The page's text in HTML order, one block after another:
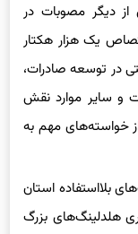
از دیگر مصوبات در
یک هزار هکتار
در توسعه صادرات،
و سایر موارد نقش
خواسته‌های مهم به
بلااستفاده استان
هلدلینگ‌های بزرگ